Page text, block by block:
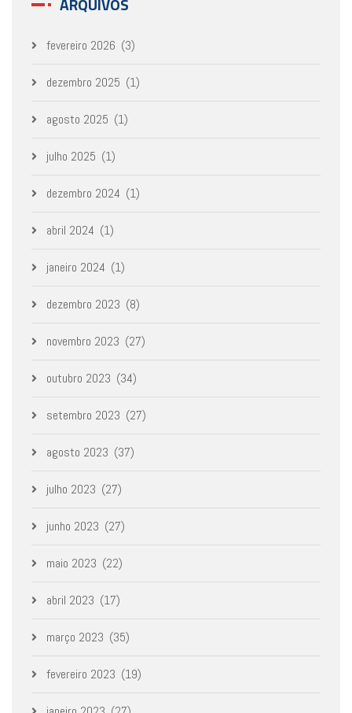
fevereiro 2026 (3)
dezembro 2025 (1)
agosto 2025 (1)
julho 2025 (1)
dezembro 2024 (1)
abril 2024 (1)
janeiro 2024 (1)
dezembro 2023 (8)
novembro 2023 (27)
outubro 2023 (34)
setembro 2023 (27)
agosto 2023 (37)
julho 2023 (27)
junho 2023 (27)
maio 2023 (22)
abril 2023 (17)
março 2023 (35)
fevereiro 2023 (19)